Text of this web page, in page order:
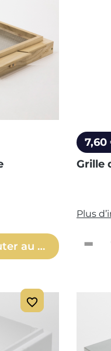
: Entrez la
au panier
7,60
Grille
Plus